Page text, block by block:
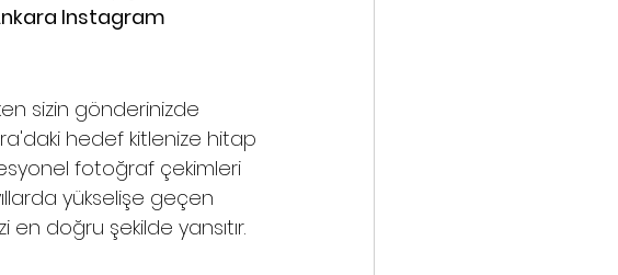
Instagram
sizin gönderinizde
hedef kitlenize hitap
fotoğraf çekimleri
yükselişe geçen
en doğru şekilde yansıtır.